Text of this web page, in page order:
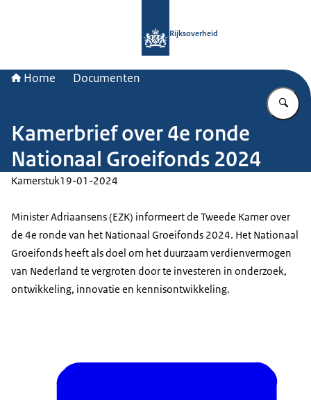
Rijksoverheid
Home Documenten
Kamerbrief over 4e ronde
Nationaal Groeifonds 2024
Kamerstuk19-01-2024
Minister Adriaansens (EZK) informeert de Tweede Kamer over
de 4e ronde van het Nationaal Groeifonds 2024. Het Nationaal
Groeifonds heeft als doel om het duurzaam verdienvermogen
van Nederland te vergroten door te investeren in onderzoek,
ontwikkeling, innovatie en kennisontwikkeling.